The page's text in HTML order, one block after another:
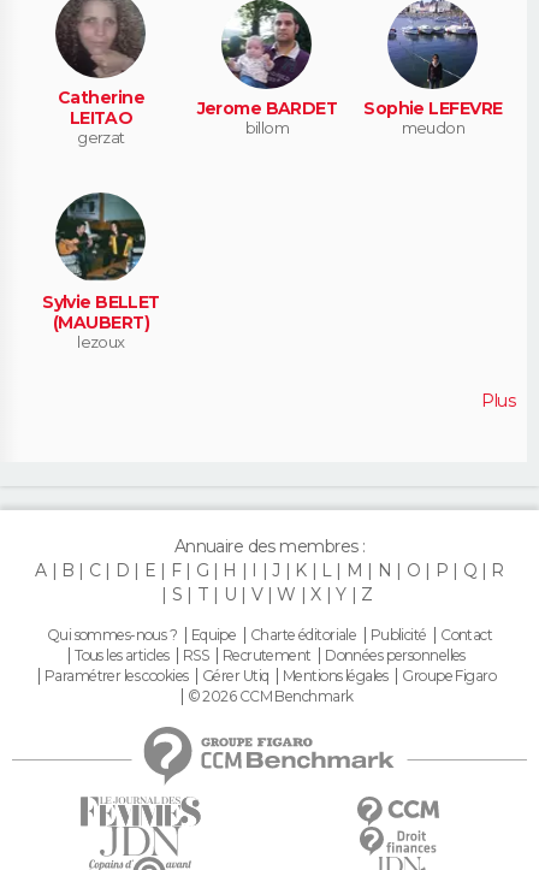
Catherine
LEITAO
gerzat
Jerome BARDET
billom
Sophie LEFEVRE
meudon
Sylvie BELLET
(MAUBERT)
lezoux
Plus
Annuaire des membres :
A
B C D E F G H I J K L M N O P Q
R
S
T U V W X Y Z
Qui sommes-nous ? Equipe Charte éditoriale Publicité
Contact
Tous les articles
RSS Recrutement
Données personnelles
Paramétrer les cookies
Gérer Utiq Mentions légales
Groupe Figaro
© 2026 CCM Benchmark